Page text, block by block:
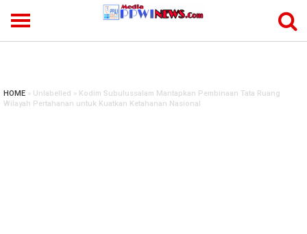
HOME » Unlabelled » Kodim Subulussalam Mantapkan Pembinaan Tata Ruang
Wilayah Pertahanan untuk Kuatkan Ketahanan Nasional